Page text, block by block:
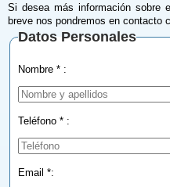
Si desea más información sobre
breve nos pondremos en contacto
Datos Personales
Nombre * :
Teléfono * :
Email *: